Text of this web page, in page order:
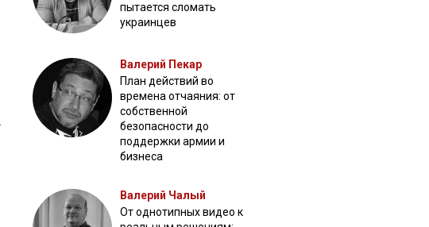
пытается сломать
украинцев
Валерий Пекар
План действий во
времена отчаяния: от
собственной
безопасности до
поддержки армии и
бизнеса
Валерий Чалый
От однотипных видео к